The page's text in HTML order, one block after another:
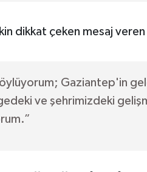
dikkat çeken mesaj
Gaziantep'in
ve şehrimizdeki